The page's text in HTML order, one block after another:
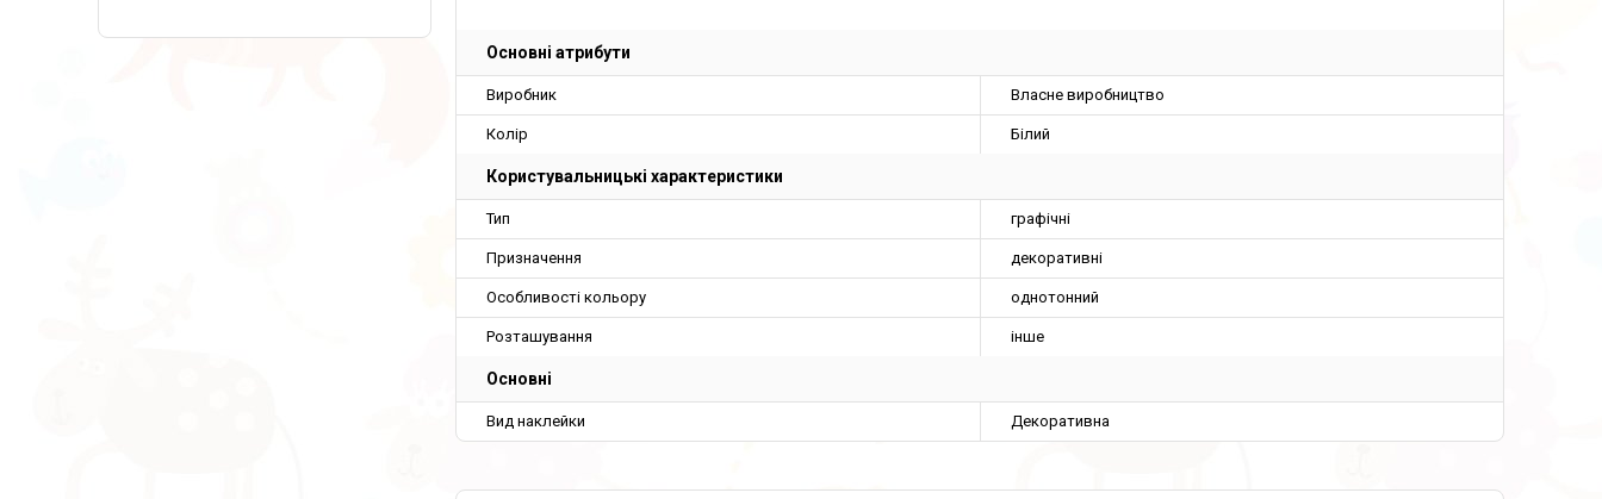
Основні атрибути
Виробник Власне виробництво
Колір Білий
Користувальницькі характеристики
Тип графічні
Призначення декоративні
Особливості кольору однотонний
Розташування інше
Основні
Вид наклейки Декоративна